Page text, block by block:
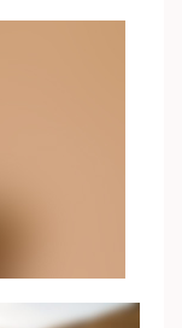
id congue.